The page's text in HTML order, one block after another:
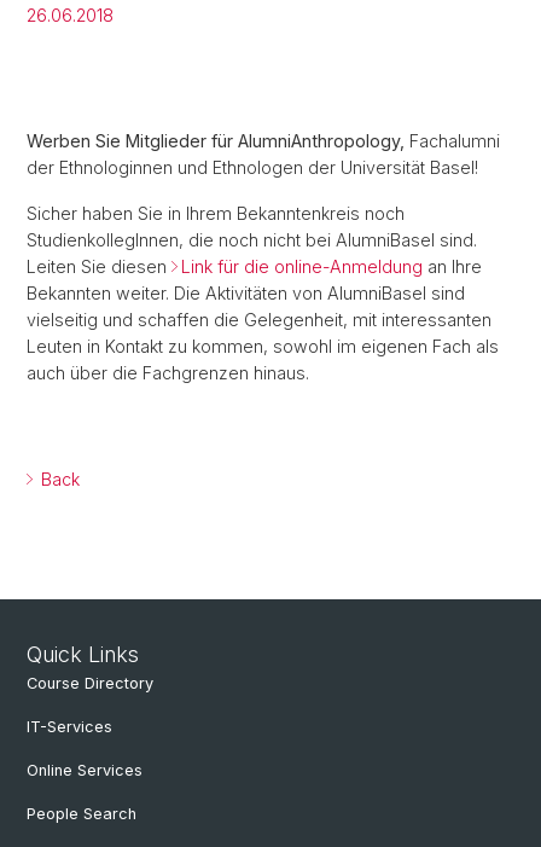
26.06.2018
Werben Sie Mitglieder für AlumniAnthropology, Fachalumni
der Ethnologinnen und Ethnologen der Universität Basel!
Sicher haben Sie in Ihrem Bekanntenkreis noch
StudienkollegInnen, die noch nicht bei AlumniBasel sind.
Leiten Sie diesen
Link für die online-Anmeldung an Ihre
Bekannten weiter. Die Aktivitäten von AlumniBasel sind
vielseitig und schaffen die Gelegenheit, mit interessanten
Leuten in Kontakt zu kommen, sowohl im eigenen Fach als
auch über die Fachgrenzen hinaus.
Back
Quick Links
Course Directory
IT-Services
Online Services
People Search